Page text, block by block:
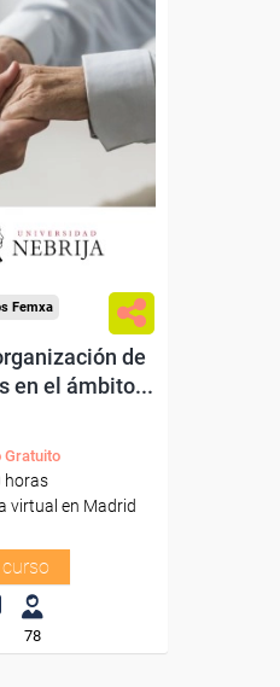
100%
y
Femxa
de
en el ámbito...
Gratuito
horas
virtual en Madrid
78